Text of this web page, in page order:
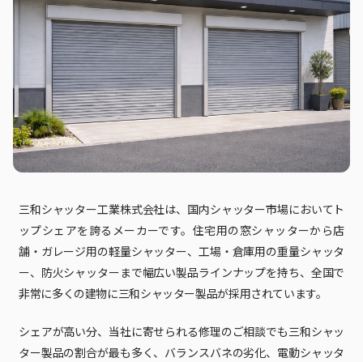
三和シャッター工業株式会社は、国内シャッター市場においてト
ップシェアを誇るメーカーです。住宅用の窓シャッターから店
舗・ガレージ用の軽量シャッター、工場・倉庫用の重量シャッタ
ー、防火シャッターまで幅広い製品ラインナップを持ち、全国で
非常に多くの建物に三和シャッター製品が採用されています。
シェアが高い分、当社に寄せられる修理のご相談でも三和シャッ
ター製品の割合が最も多く、バランスバネの劣化、電動シャッタ